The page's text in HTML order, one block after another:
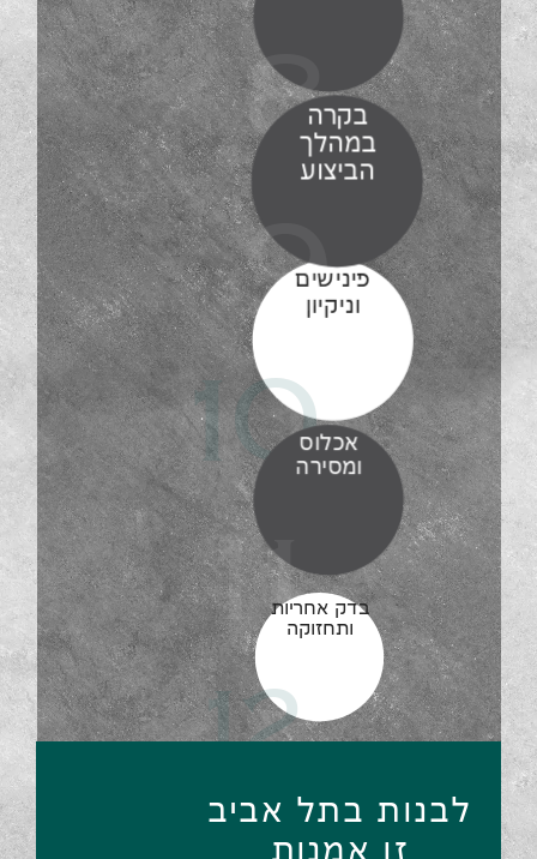
8
9
בקרה
במהלך
הביצוע
10
פינישים
וניקיון
11
אכלוס
ומסירה
12
בדק אחריות
ותחזוקה
לבנות בתל אביב